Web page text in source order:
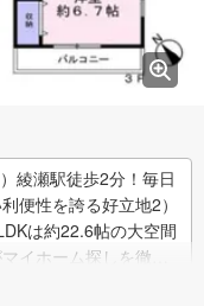
綾瀬駅徒歩2分！毎日
便性を誇る好立地2）
は約22.6帖の大空間
イホーム探しを徹底
周…